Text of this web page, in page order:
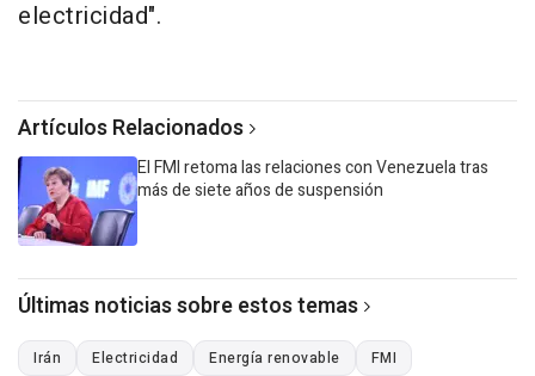
electricidad".
Artículos Relacionados
El FMI retoma las relaciones con Venezuela tras
más de siete años de suspensión
Últimas noticias sobre estos temas
Irán Electricidad Energía renovable FMI